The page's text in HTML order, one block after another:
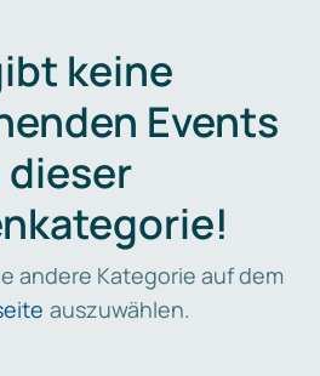
keine
Events
dieser
andere Kategorie auf dem
auszuwählen.